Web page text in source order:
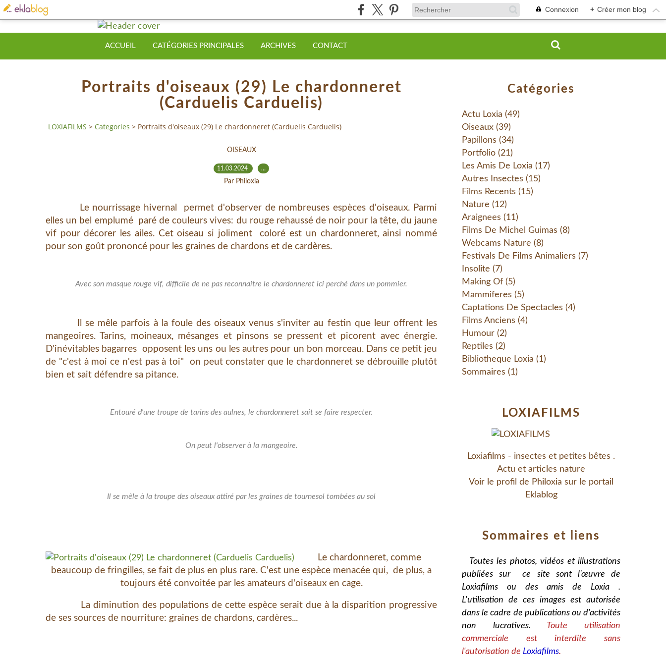
Connexion + Créer mon blog
ACCUEIL CATÉGORIES PRINCIPALES ARCHIVES CONTACT
Portraits d'oiseaux (29) Le chardonneret
(Carduelis Carduelis)
LOXIAFILMS > Categories > Portraits d'oiseaux (29) Le chardonneret (Carduelis Carduelis)
OISEAUX
11.03.2024 …
Par Philoxia
Le nourrissage hivernal permet d'observer de nombreuses espèces d'oiseaux. Parmi
elles un bel emplumé paré de couleurs vives: du rouge rehaussé de noir pour la tête, du jaune
vif pour décorer les ailes. Cet oiseau si joliment coloré est un chardonneret, ainsi nommé
pour son goût prononcé pour les graines de chardons et de cardères.
Avec son masque rouge vif, difficile de ne pas reconnaitre le chardonneret ici perché dans un pommier.
Il se mêle parfois à la foule des oiseaux venus s'inviter au festin que leur offrent les
mangeoires. Tarins, moineaux, mésanges et pinsons se pressent et picorent avec énergie.
D'inévitables bagarres opposent les uns ou les autres pour un bon morceau. Dans ce petit jeu
de "c'est à moi ce n'est pas à toi" on peut constater que le chardonneret se débrouille plutôt
bien et sait défendre sa pitance.
Entouré d'une troupe de tarins des aulnes, le chardonneret sait se faire respecter.
On peut l'observer à la mangeoire.
Il se mêle à la troupe des oiseaux attiré par les graines de tournesol tombées au sol
Le chardonneret, comme
beaucoup de fringilles, se fait de plus en plus rare. C'est une espèce menacée qui, de plus, a
toujours été convoitée par les amateurs d'oiseaux en cage.
La diminution des populations de cette espèce serait due à la disparition progressive
de ses sources de nourriture: graines de chardons, cardères...
Catégories
Actu Loxia (49)
Oiseaux (39)
Papillons (34)
Portfolio (21)
Les Amis De Loxia (17)
Autres Insectes (15)
Films Recents (15)
Nature (12)
Araignees (11)
Films De Michel Guimas (8)
Webcams Nature (8)
Festivals De Films Animaliers (7)
Insolite (7)
Making Of (5)
Mammiferes (5)
Captations De Spectacles (4)
Films Anciens (4)
Humour (2)
Reptiles (2)
Bibliotheque Loxia (1)
Sommaires (1)
LOXIAFILMS
Loxiafilms - insectes et petites bêtes .
Actu et articles nature
Voir le profil de Philoxia sur le portail
Eklablog
Sommaires et liens
Toutes les photos, vidéos et illustrations
publiées sur ce site sont l’œuvre de
Loxiafilms ou des amis de Loxia .
L'utilisation de ces images est autorisée
dans le cadre de publications ou d'activités
non lucratives. Toute utilisation
commerciale est interdite sans
l'autorisation de Loxiafilms.